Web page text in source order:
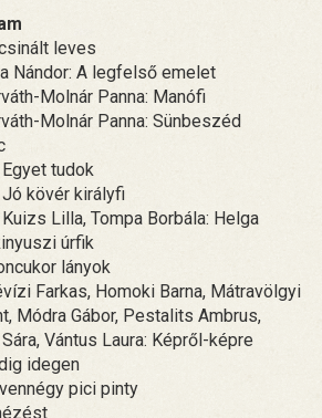
leves
Nándor: A legfelső emelet
Molnár Panna: Manófi
Molnár Panna: Sünbeszéd
tudok
Jó kövér királyfi
Lilla, Tompa Borbála: Helga
úrfik
lányok
Farkas, Homoki Barna, Mátravölgyi
Módra Gábor, Pestalits Ambrus,
Vántus Laura: Képről-képre
idegen
pici pinty